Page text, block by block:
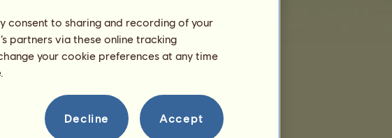
consent to sharing and recording of your
partners via these online tracking
your cookie preferences at any time
Decline Accept